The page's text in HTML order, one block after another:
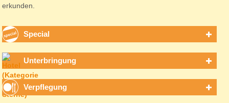
erkunden.
Special
Unterbringung
Verpflegung